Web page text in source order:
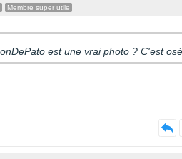
Membre super utile
est une vrai photo ? C'est